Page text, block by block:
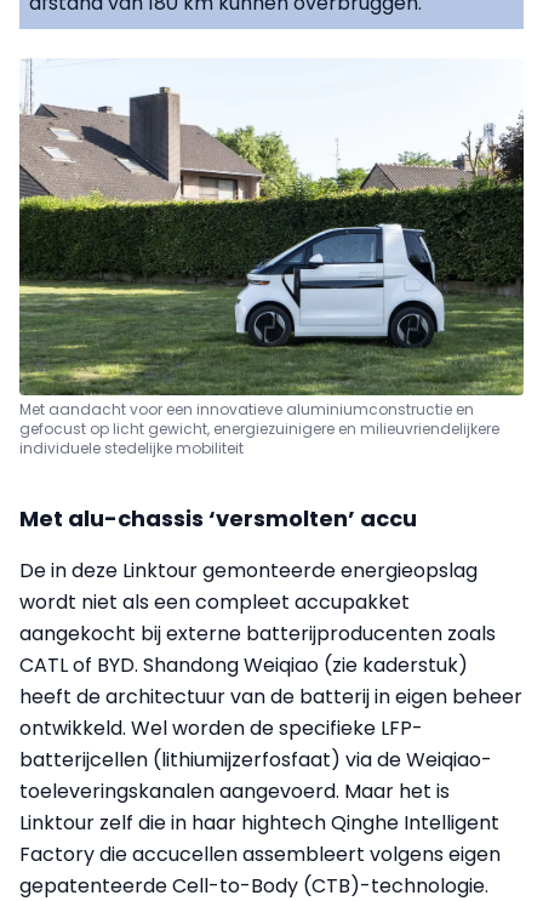
Met aandacht voor een innovatieve aluminiumconstructie en
gefocust op licht gewicht, energiezuinigere en milieuvriendelijkere
individuele stedelijke mobiliteit
Met alu-chassis ‘versmolten’ accu
De in deze Linktour gemonteerde energieopslag
wordt niet als een compleet accupakket
aangekocht bij externe batterijproducenten zoals
CATL of BYD. Shandong Weiqiao (zie kaderstuk)
heeft de architectuur van de batterij in eigen beheer
ontwikkeld. Wel worden de specifieke LFP-
batterijcellen (lithiumijzerfosfaat) via de Weiqiao-
toeleveringskanalen aangevoerd. Maar het is
Linktour zelf die in haar hightech Qinghe Intelligent
Factory die accucellen assembleert volgens eigen
gepatenteerde Cell-to-Body (CTB)-technologie.